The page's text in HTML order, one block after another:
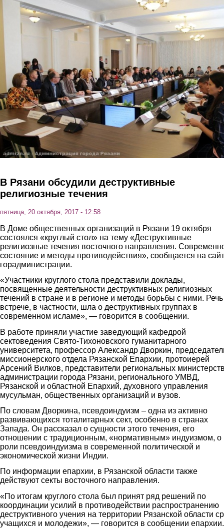
Перейти к основному содержанию
В Рязани обсудили деструктивные
религиозные течения
пятница, 20 октября, 2017 - 12:58
В Доме общественных организаций в Рязани 19 октября
состоялся «круглый стол» на тему «Деструктивные
религиозные течения восточного направления.
состояние и методы противодействия», сообщается на
горадминистрации.
«Участники круглого стола представили доклады,
посвященные деятельности деструктивных религиозных
течений в стране и в регионе и методы борьбы с ними.
встрече, в частности, шла о деструктивных группах в
современном исламе», — говорится в сообщении.
В работе приняли участие заведующий кафедрой
сектоведения Свято-Тихоновского гуманитарного
университета, профессор Александр Дворкин,
миссионерского отдела Рязанской Епархии, протоиерей
Арсений Вилков, представители региональных
администрации города Рязани, регионального УМВД,
Рязанской и областной Епархий, духовного управления
мусульман, общественных организаций и вузов.
По словам Дворкина, псевдоиндуизм – одна из активно
развивающихся тоталитарных сект, особенно в странах
Запада. Он рассказал о сущности этого течения, его
отношении с традиционным, «нормативным» индуизмом, о
роли псевдоиндуизма в современной политической и
экономической жизни Индии.
По информации епархии, в Рязанской области также
действуют секты восточного направления.
«По итогам круглого стола был принят ряд решений по
координации усилий в противодействии распространению
деструктивного учения на территории Рязанской области
учащихся и молодежи», — говорится в сообщении епархии.